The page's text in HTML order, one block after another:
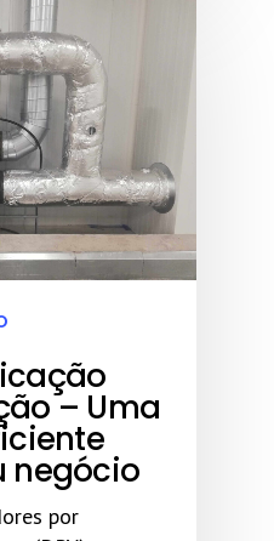
– Uma
negócio
por